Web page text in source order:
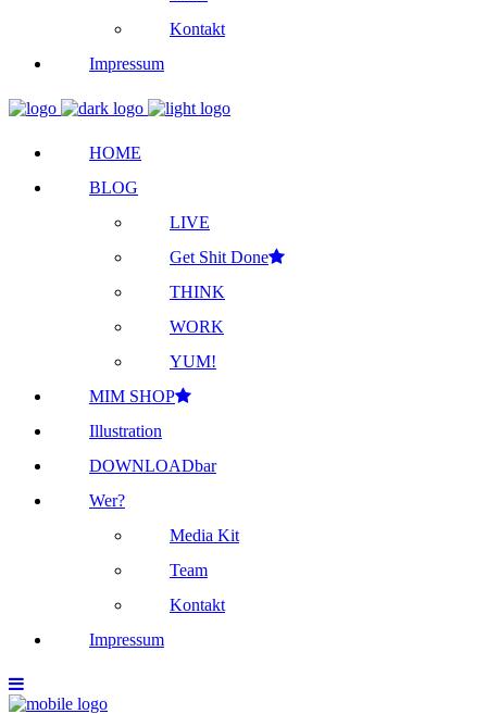
Kontakt
Impressum
HOME
BLOG
LIVE
Get Shit Done
THINK
WORK
YUM!
MIM SHOP
Illustration
DOWNLOADbar
Wer?
Media Kit
Team
Kontakt
Impressum